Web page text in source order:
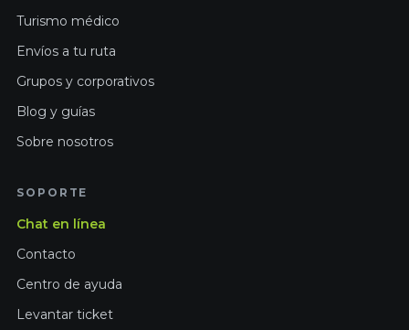
Turismo médico
Envíos a tu ruta
Grupos y corporativos
Blog y guías
Sobre nosotros
SOPORTE
Chat en línea
Contacto
Centro de ayuda
Levantar ticket